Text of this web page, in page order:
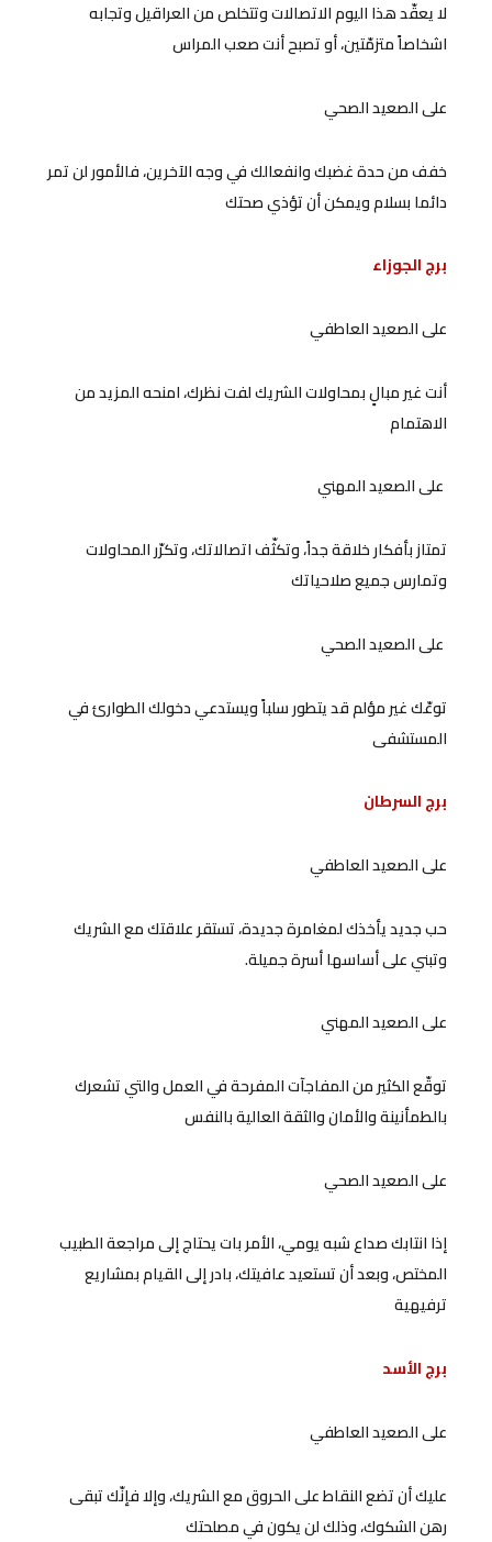
لا يعقّد هذا اليوم الاتصالات وتتخلص من العراقيل وتجابه
اشخاصاً متزمّتين، أو تصبح أنت صعب المراس
على الصعيد الصحي
خفف من حدة غضبك وانفعالك في وجه الآخرين، فالأمور لن تمر
دائما بسلام ويمكن أن تؤذي صحتك
برج الجوزاء
على الصعيد العاطفي
أنت غير مبالٍ بمحاولات الشريك لفت نظرك، امنحه المزيد من
الاهتمام
على الصعيد المهني
تمتاز بأفكار خلاقة جداً، وتكثّف اتصالاتك، وتكرّر المحاولات
وتمارس جميع صلاحياتك
على الصعيد الصحي
توعّك غير مؤلم قد يتطور سلباً ويستدعي دخولك الطوارئ في
المستشفى
برج السرطان
على الصعيد العاطفي
حب جديد يأخذك لمغامرة جديدة، تستقر علاقتك مع الشريك
وتبني على أساسها أسرة جميلة.
على الصعيد المهني
توقّع الكثير من المفاجآت المفرحة في العمل والتي تشعرك
بالطمأنينة والأمان والثقة العالية بالنفس
على الصعيد الصحي
إذا انتابك صداع شبه يومي، الأمر بات يحتاج إلى مراجعة الطبيب
المختص، وبعد أن تستعيد عافيتك، بادر إلى القيام بمشاريع
ترفيهية
برج الأسد
على الصعيد العاطفي
عليك أن تضع النقاط على الحروق مع الشريك، وإلا فإنّك تبقى
رهن الشكوك، وذلك لن يكون في مصلحتك